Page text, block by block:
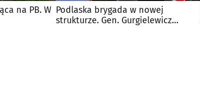
na PB. W Podlaska brygada w nowej
strukturze. Gen. Gurgielewicz